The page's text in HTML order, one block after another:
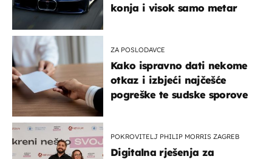
konja i visok samo metar
ZA POSLODAVCE
Kako ispravno dati nekome
otkaz i izbjeći najčešće
pogreške te sudske sporove
POKROVITELJ PHILIP MORRIS ZAGREB
Digitalna rješenja za